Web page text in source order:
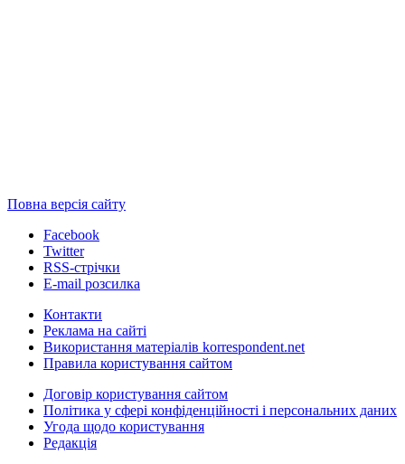
Повна версія сайту
Facebook
Twitter
RSS-стрічки
E-mail розсилка
Контакти
Реклама на сайті
Використання матеріалів korrespondent.net
Правила користування сайтом
Договір користування сайтом
Політика у сфері конфіденційності і персональних даних
Угода щодо користування
Редакція